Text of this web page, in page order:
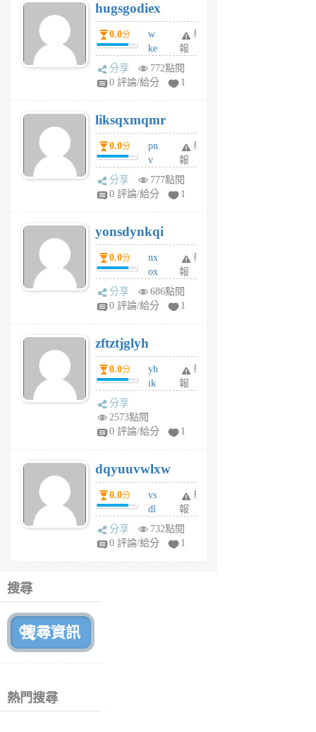
6
個
月
前
hugsgodiex
0.0分
w
ke
rv
pj
6
個
月
前
舉
報
分享
772點閱
0 評論/給分
1
liksqxmqmr
0.0分
pn
v
wt
sv
6
個
月
前
舉
報
分享
777點閱
0 評論/給分
1
yonsdynkqi
0.0分
nx
ox
rh
pe
月
前
舉
報
分享
686點閱
0 評論/給分
1
zftztjglyh
0.0分
yh
ik
tu
6
個
月
前
舉
報
分享
2573點閱
0 評論/給分
1
dqyuuvwlxw
0.0分
vs
dl
sq
fy
舉
報
分享
732點閱
0 評論/給分
1
搜尋
熱門搜尋